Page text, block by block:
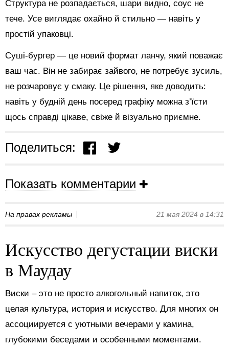
Структура не розпадається, шари видно, соус не
тече. Усе виглядає охайно й стильно — навіть у
простій упаковці.
Суші-бургер — це новий формат ланчу, який поважає
ваш час. Він не забирає зайвого, не потребує зусиль,
не розчаровує у смаку. Це рішення, яке доводить:
навіть у будній день посеред графіку можна з’їсти
щось справді цікаве, свіже й візуально приємне.
Поделиться:
Показать комментарии
На правах рекламы 21 мая 2024 в 14:31
Искусство дегустации виски
в Маудау
Виски – это не просто алкогольный напиток, это
целая культура, история и искусство. Для многих он
ассоциируется с уютными вечерами у камина,
глубокими беседами и особенными моментами.